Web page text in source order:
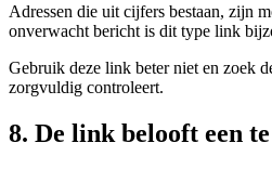
Adressen die uit cijfers bestaan, zijn
onverwacht bericht is dit type link
Gebruik deze link beter niet en zoek
zorgvuldig controleert.
8. De link belooft een